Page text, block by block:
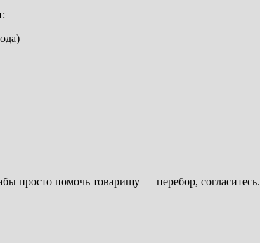
просто помочь товарищу — перебор, согласитесь.